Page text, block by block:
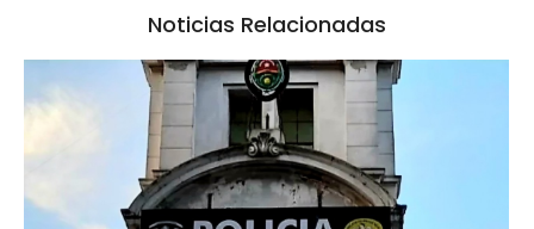
Noticias Relacionadas